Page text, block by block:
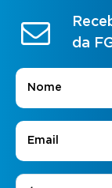
da
Nome
E-mail
Áreas de